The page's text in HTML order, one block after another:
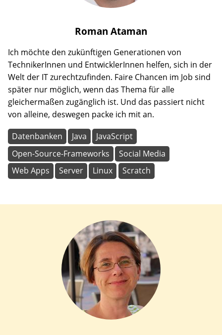
Roman Ataman
Ich möchte den zukünftigen Generationen von
TechnikerInnen und EntwicklerInnen helfen, sich in der
Welt der IT zurechtzufinden. Faire Chancen im Job sind
später nur möglich, wenn das Thema für alle
gleichermaßen zugänglich ist. Und das passiert nicht
von alleine, deswegen packe ich mit an.
Datenbanken Java
JavaScript
Open-Source-Frameworks
Social Media
Web Apps
Server Linux Scratch